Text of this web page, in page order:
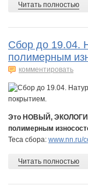
Читать полностью
Сбор до 19.04.
полимерным
комментировать
Это НОВЫЙ,
полимерным
Теса сбора: www.nn.ru/
Читать полностью